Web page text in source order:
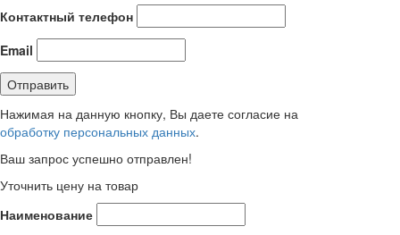
Контактный телефон
Email
Нажимая на данную кнопку, Вы даете согласие на
обработку персональных данных.
Ваш запрос успешно отправлен!
Уточнить цену на товар
Наименование